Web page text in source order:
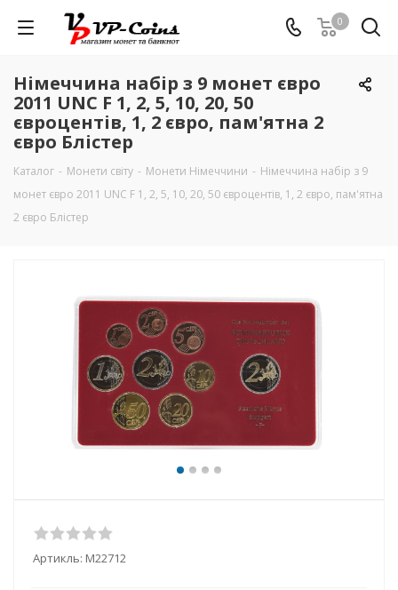
0
Німеччина набір з 9 монет євро
2011 UNC F 1, 2, 5, 10, 20, 50
євроцентів, 1, 2 євро, пам'ятна 2
євро Блістер
Каталог - Монети світу - Монети Німеччини - Німеччина набір з 9
монет євро 2011 UNC F 1, 2, 5, 10, 20, 50 євроцентів, 1, 2 євро, пам'ятна
2 євро Блістер
Артикль: М22712